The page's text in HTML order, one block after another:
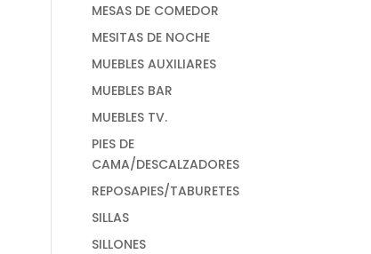
MESAS DE COMEDOR
MESITAS DE NOCHE
MUEBLES AUXILIARES
MUEBLES BAR
MUEBLES TV.
PIES DE
CAMA/DESCALZADORES
REPOSAPIES/TABURETES
SILLAS
SILLONES